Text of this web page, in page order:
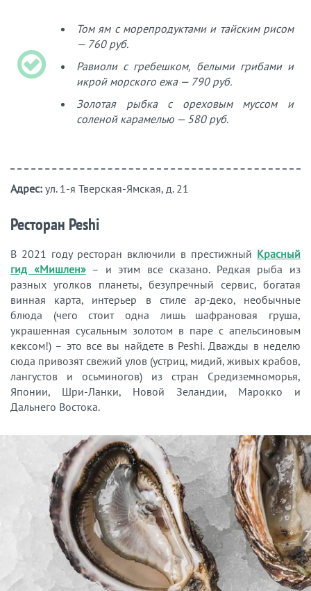
Том ям с морепродуктами и тайским рисом
— 760 руб.
Равиоли с гребешком, белыми грибами и
икрой морского ежа — 790 руб.
Золотая рыбка с ореховым муссом и
соленой карамелью — 580 руб.
Адрес: ул. 1-я Тверская-Ямская, д. 21
Ресторан Peshi
В 2021 году ресторан включили в престижный Красный
гид «Мишлен»– и этим все сказано. Редкая рыба из
разных уголков планеты, безупречный сервис, богатая
винная карта, интерьер в стиле ар-деко, необычные
блюда (чего стоит одна лишь шафрановая груша,
украшенная сусальным золотом в паре с апельсиновым
кексом!) – это все вы найдете в Peshi. Дважды в неделю
сюда привозят свежий улов (устриц, мидий, живых крабов,
лангустов и осьминогов) из стран Средиземноморья,
Японии, Шри-Ланки, Новой Зеландии, Марокко и
Дальнего Востока.